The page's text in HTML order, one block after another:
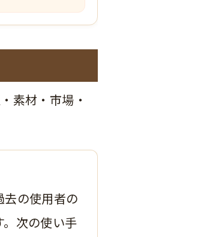
素材・市場・
去の使用者の
次の使い手